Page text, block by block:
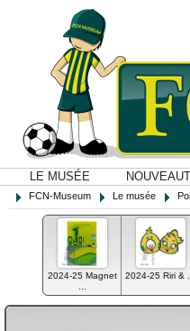
LE MUSÉE
FCN-Museum Le musée
2024-25 Magnet
2024-25 Riri & ...